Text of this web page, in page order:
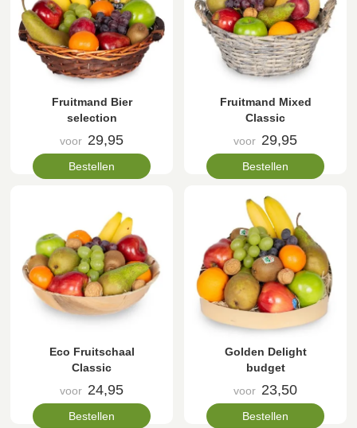
Fruitmand Bier
selection
voor 29,95
Bestellen
Fruitmand Mixed
Classic
voor 29,95
Bestellen
Eco Fruitschaal
Classic
voor 24,95
Bestellen
Golden Delight
budget
voor 23,50
Bestellen